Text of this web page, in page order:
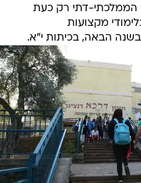
הממלכתי-דתי רק כעת
מקצועות
הבאה, בכיתות י"א.